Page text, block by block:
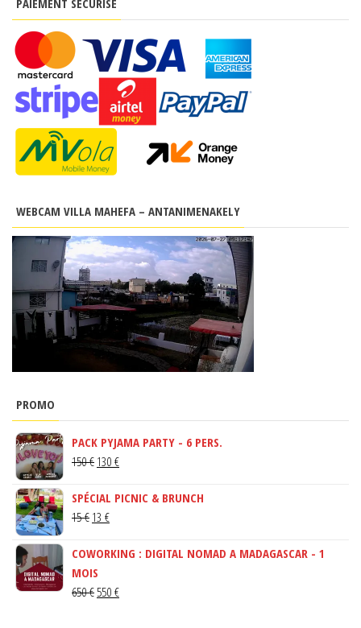
PAIEMENT SÉCURISÉ
WEBCAM VILLA MAHEFA – ANTANIMENAKELY
PROMO
PACK PYJAMA PARTY - 6 PERS.
150€ LE
INITIAL
ÉTAIT :
130 €LE
ACTUEL
SPÉCIAL PICNIC & BRUNCH
15€ LE
INITIAL
ÉTAIT :
15 €.
13 €LE
ACTUEL
13 €.
COWORKING : DIGITAL NOMAD A MADAGASCAR - 1
MOIS
650€ LE
550 €LE